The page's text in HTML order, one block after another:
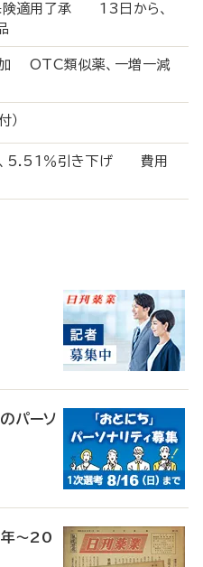
保険適用了承 13日から、
加 OTC類似薬、一増一減
付）
価、5.51％引き下げ 費用
パーソ
～20